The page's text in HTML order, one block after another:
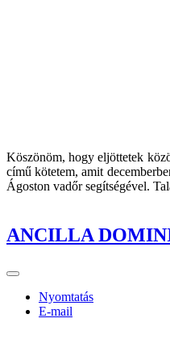
Köszönöm, hogy eljöttetek
című kötetem, amit
Ágoston vadőr segítségével.
ANCILLA
Nyomtatás
E-mail